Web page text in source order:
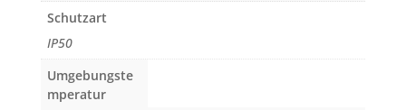
Schutzart
IP50
Umgebungste
mperatur